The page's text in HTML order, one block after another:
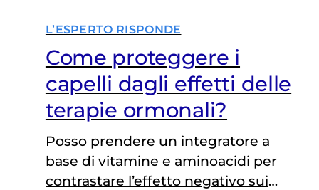
L’ESPERTO RISPONDE
Come proteggere i
capelli dagli effetti delle
terapie ormonali?
Posso prendere un integratore a
base di vitamine e aminoacidi per
contrastare l’effetto negativo sui